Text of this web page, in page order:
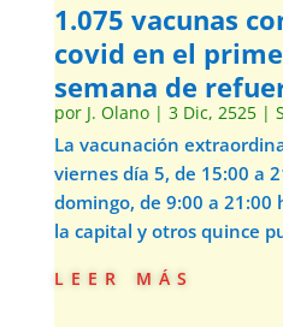
1.075 vacunas
covid en el
semana de
por J. Olano| 3 Dic, 2525|
La vacunación
viernes día 5, de 15:00 a
domingo, de 9:00 a 21:00
la capital y otros quince
leer más